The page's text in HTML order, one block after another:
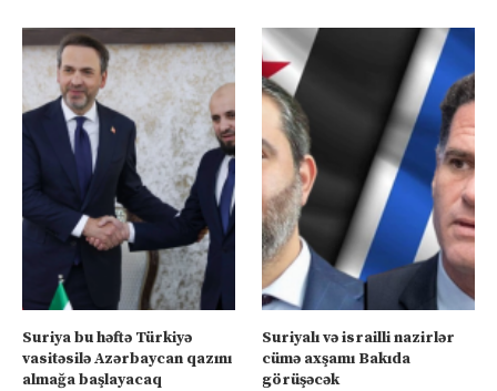
Suriya bu həftə Türkiyə
vasitəsilə Azərbaycan qazını
almağa başlayacaq
Suriyalı və israilli nazirlər
cümə axşamı Bakıda
görüşəcək